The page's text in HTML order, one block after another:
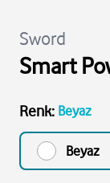
Sword
Smart
Renk: Beyaz
Beyaz